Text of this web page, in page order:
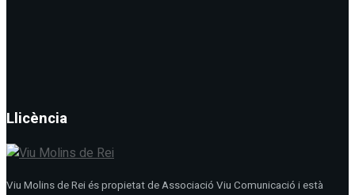
Llicència
Viu Molins de Rei és propietat de Associació Viu Comunicació i està